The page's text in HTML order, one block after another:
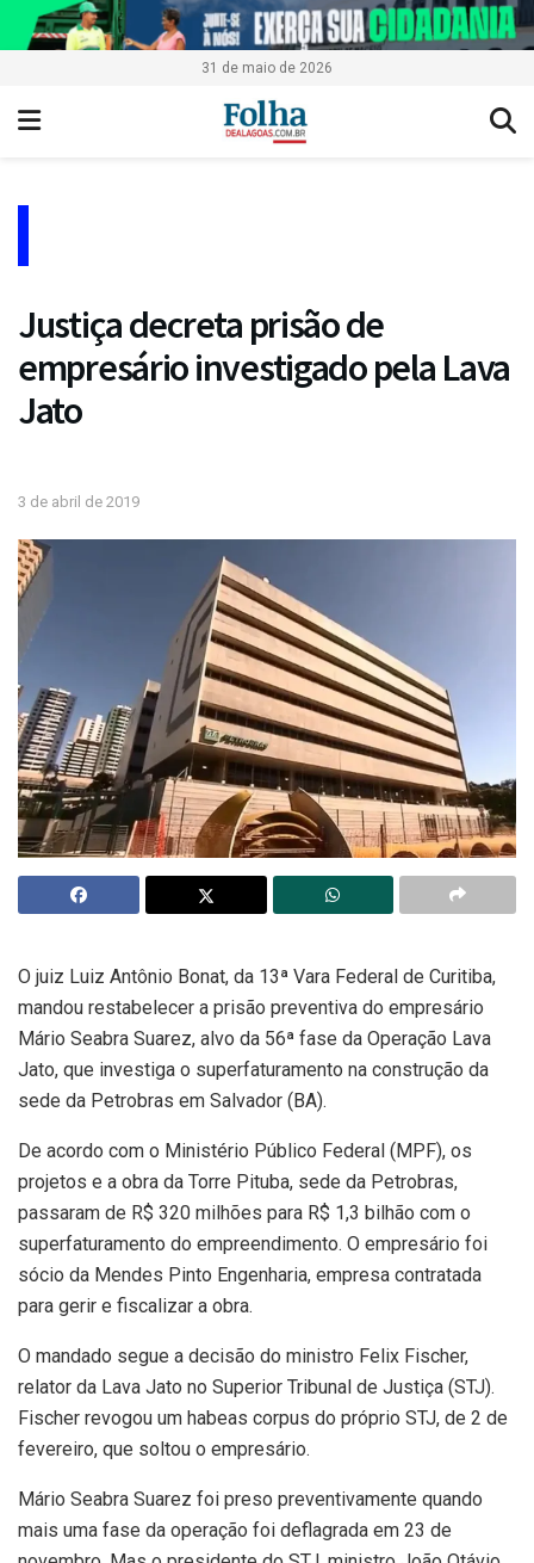
31 de maio de 2026
Justiça decreta prisão de
empresário investigado pela Lava
Jato
3 de abril de 2019
O juiz Luiz Antônio Bonat, da 13ª Vara Federal de Curitiba,
mandou restabelecer a prisão preventiva do empresário
Mário Seabra Suarez, alvo da 56ª fase da Operação Lava
Jato, que investiga o superfaturamento na construção da
sede da Petrobras em Salvador (BA).
De acordo com o Ministério Público Federal (MPF), os
projetos e a obra da Torre Pituba, sede da Petrobras,
passaram de R$ 320 milhões para R$ 1,3 bilhão com o
superfaturamento do empreendimento. O empresário foi
sócio da Mendes Pinto Engenharia, empresa contratada
para gerir e fiscalizar a obra.
O mandado segue a decisão do ministro Felix Fischer,
relator da Lava Jato no Superior Tribunal de Justiça (STJ).
Fischer revogou um habeas corpus do próprio STJ, de 2 de
fevereiro, que soltou o empresário.
Mário Seabra Suarez foi preso preventivamente quando
mais uma fase da operação foi deflagrada em 23 de